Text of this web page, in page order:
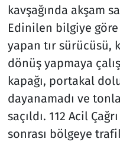
kavşağında akşam
Edinilen bilgiye
yapan tır sürücüsü,
dönüş yapmaya
kapağı, portakal
dayanamadı ve
saçıldı. 112 Acil
sonrası bölgeye
Televizyon